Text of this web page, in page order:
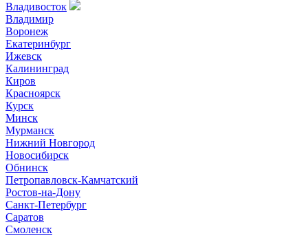
Владивосток
Владимир
Воронеж
Екатеринбург
Ижевск
Калининград
Киров
Красноярск
Курск
Минск
Мурманск
Нижний Новгород
Новосибирск
Обнинск
Петропавловск-Камчатский
Ростов-на-Дону
Санкт-Петербург
Саратов
Смоленск